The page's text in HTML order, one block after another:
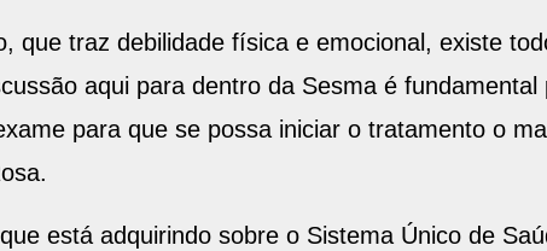
que traz debilidade física e emocional, existe
aqui para dentro da Sesma é
para que se possa iniciar o tratamento o
está adquirindo sobre o Sistema Único de